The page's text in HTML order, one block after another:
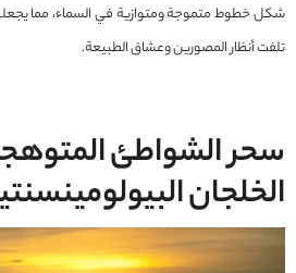
شكل خطوط متموجة ومتوازية في السماء، مما
تلفت أنظار المصورين وعشاق الطبيعة.
سحر الشواطئ
الخلجان